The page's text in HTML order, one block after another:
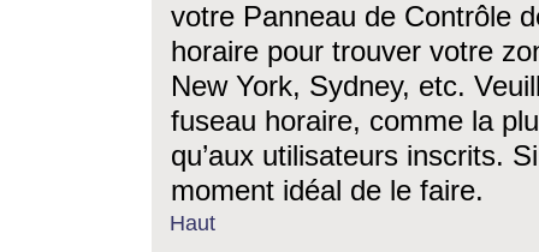
votre Panneau de Contrôle
horaire pour trouver votre
New York, Sydney, etc.
fuseau horaire, comme la
qu’aux utilisateurs inscrits.
moment idéal de le faire.
Haut